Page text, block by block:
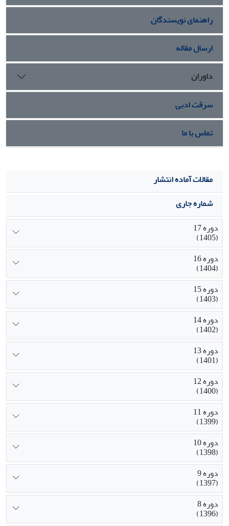
راهنمای نویسندگان
ارسال مقاله
داوران
سرقت ادبی
تماس با ما
مقالات آماده انتشار
شماره جاری
دوره 17
(1405)
دوره 16
(1404)
دوره 15
(1403)
دوره 14
(1402)
دوره 13
(1401)
دوره 12
(1400)
دوره 11
(1399)
دوره 10
(1398)
دوره 9
(1397)
دوره 8
(1396)